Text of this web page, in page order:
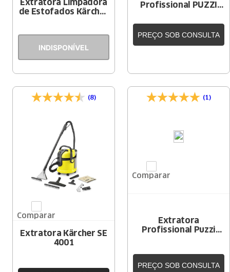
Extratora Limpadora
de Estofados Kärcher
INDISPONÍVEL
Profissional PUZZI
PREÇO SOB CONSULTA
(8)
Comparar
Extratora Kärcher SE
4001
(1)
Comparar
Extratora
Profissional Puzzi
PREÇO SOB CONSULTA